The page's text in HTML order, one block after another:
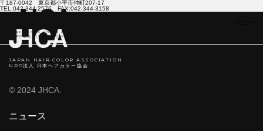
JAPAN HAIR COLOR ASSOCIATION
NPO法人 日本ヘアカラ―協会
〒187-0042 東京都小平市仲町207-17
TEL:042-344-2576 FAX:042-344-3158
JAPAN HAIR COLOR ASSOCIATION
NPO法人 日本ヘアカラー協会
© 2024 JHCA.
ニュース